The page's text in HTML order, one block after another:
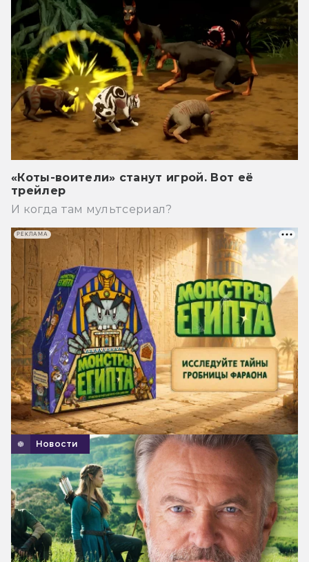
«Коты-воители» станут игрой. Вот её
трейлер
И когда там мультсериал?
Новости
РЕКЛАМА